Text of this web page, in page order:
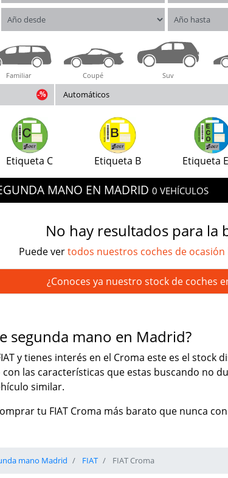
Año desde Año hasta
Familiar Coupé Suv
Automáticos
Etiqueta C Etiqueta B Etiqueta
MANO EN MADRID 0 VEHÍCULOS
No hay resultados para la
Puede vertodos nuestros coches de
¿Conoces ya nuestro stock de coches
segunda mano en Madrid?
y tienes interés en el Croma este es el
las características que estas buscando no
similar.
tu FIAT Croma más barato que nunca
mano Madrid FIAT FIAT Croma